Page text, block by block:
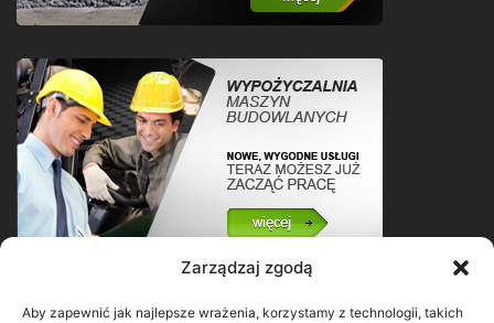
Zarządzaj zgodą
Aby zapewnić jak najlepsze wrażenia, korzystamy z technologii, takich